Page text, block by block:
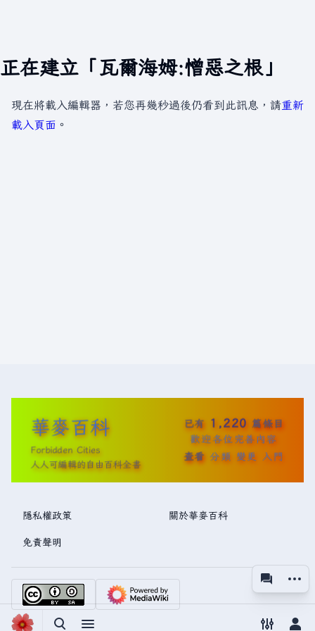
正在建立「瓦爾海姆:憎惡之根」
視圖
更多
現在將載入編輯器，若您再幾秒過後仍看到此訊息，請重新
載入頁面 。
華麥百科
Forbidden Cities
人人可編輯的自由百科全書
已有 1,220 篇條目
歡迎各位完善內容
查看 分類 變更 入門
隱私權政策 關於華麥百科
免責聲明